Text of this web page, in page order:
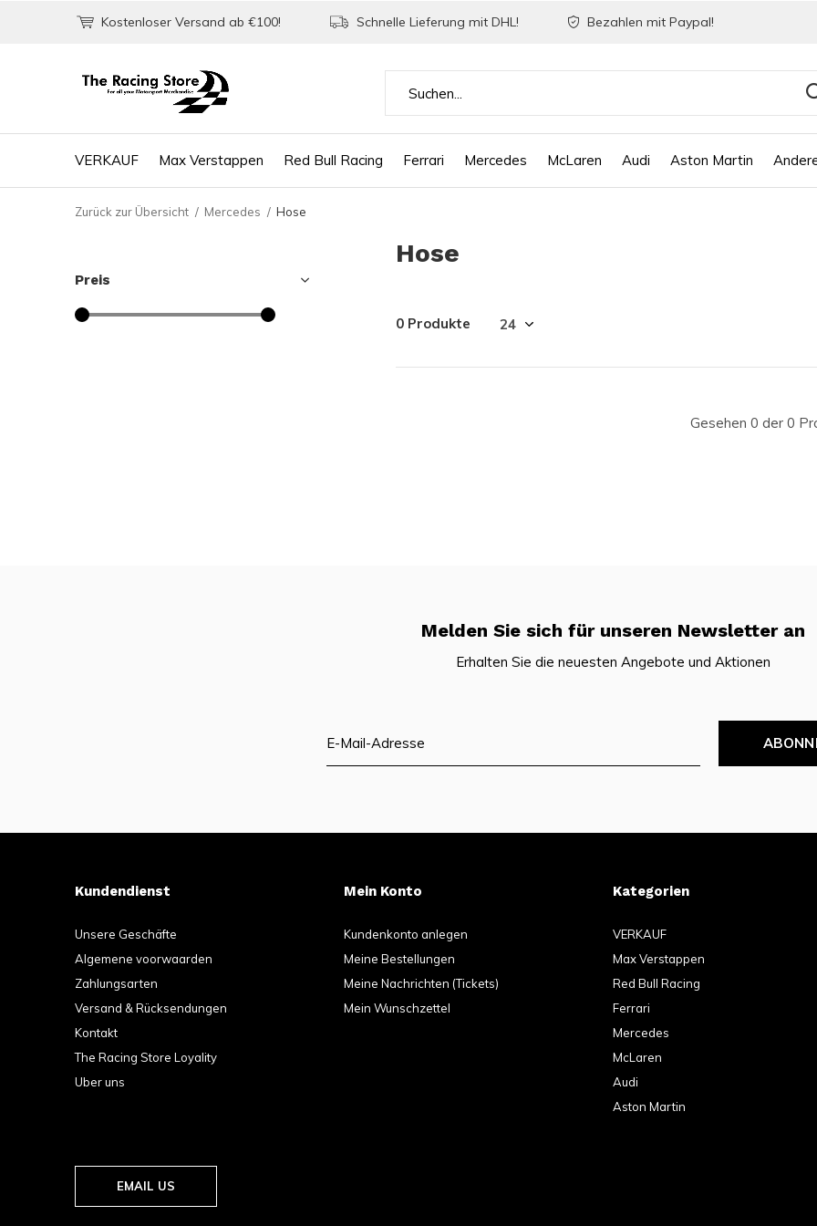
VERKAUF Max Verstappen Red Bull Racing Ferrari Mercedes McLaren Audi Aston Martin
Kostenloser Versand ab €100! Schnelle Lieferung mit DHL! Bezahlen mit Paypal!
Zurück zur Übersicht Mercedes Hose
Hose
0 Produkte
Gesehen 0 der 0
Preis
Melden Sie sich für unseren Newsletter an
Erhalten Sie die neuesten Angebote und Aktionen
Kundendienst
Unsere Geschäfte
Algemene voorwaarden
Zahlungsarten
Versand & Rücksendungen
Kontakt
The Racing Store Loyality
Uber uns
Mein Konto
Kundenkonto anlegen
Meine Bestellungen
Meine Nachrichten (Tickets)
Mein Wunschzettel
Kategorien
VERKAUF
Max Verstappen
Red Bull Racing
Ferrari
Mercedes
McLaren
Audi
Aston Martin
EMAIL US